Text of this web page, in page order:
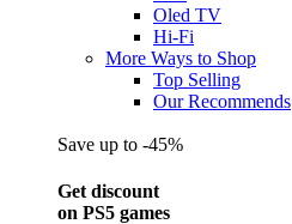
Oled TV
Hi-Fi
More Ways to Shop
Top Selling
Our Recommends
Save up to -45%
Get discount
on PS5 games